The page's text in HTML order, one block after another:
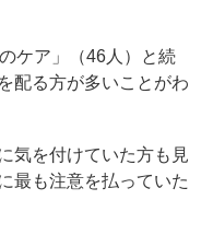
ケア」（46人）と続
配る方が多いことがわ
気を付けていた方も見
最も注意を払っていた